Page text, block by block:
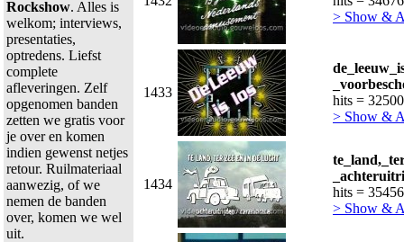
Rockshow. Alles is
welkom; interviews,
presentaties,
optredens. Liefst
complete
afleveringen. Zelf
opgenomen banden
zetten we gratis voor
je over en komen
indien gewenst netjes
retour. Ruilmateriaal
aanwezig, of we
nemen de banden
over, komen we wel
uit.
> Show &
1433
hits = 32500
> Show &
1434
hits = 35456
> Show &